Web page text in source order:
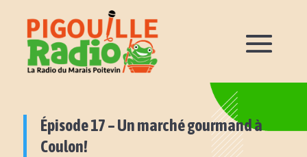
Épisode 17 – Un marché gourmand à
Coulon!